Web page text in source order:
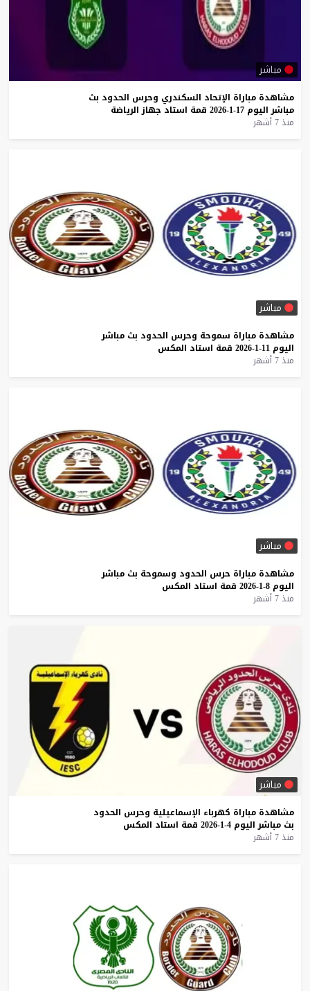
مباشر
مشاهدة مباراة الإتحاد السكندري وحرس الحدود بث
مباشر اليوم 17-1-2026 قمة استاد جهاز الرياضة
منذ 7 أشهر
مباشر
مشاهدة مباراة سموحة وحرس الحدود بث مباشر
اليوم 11-1-2026 قمة استاد المكس
منذ 7 أشهر
مباشر
مشاهدة مباراة حرس الحدود وسموحة بث مباشر
اليوم 8-1-2026 قمة استاد المكس
منذ 7 أشهر
مباشر
مشاهدة مباراة كهرباء الإسماعيلية وحرس الحدود
بث مباشر اليوم 4-1-2026 قمة استاد المكس
منذ 7 أشهر